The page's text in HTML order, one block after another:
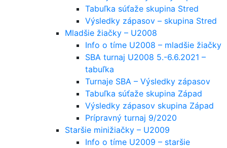
Tabuľka súťaže skupina Stred
Výsledky zápasov – skupina Stred
Mladšie žiačky – U2008
Info o tíme U2008 – mladšie žiačky
SBA turnaj U2008 5.-6.6.2021 –
tabuľka
Turnaje SBA – Výsledky zápasov
Tabuľka súťaže skupina Západ
Výsledky zápasov skupina Západ
Prípravný turnaj 9/2020
Staršie minižiačky – U2009
Info o tíme U2009 – staršie